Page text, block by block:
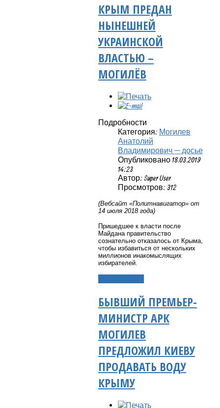
КРЫМ ПРЕДАН
НЫНЕШНЕЙ
УКРАИНСКОЙ
ВЛАСТЬЮ –
МОГИЛЁВ
Подробности
Категория: Могилев
Анатолий
Владимирович — досье
Опубликовано 18.03.2019
14:23
Автор: Super User
Просмотров: 312
(Вебсайт «Политнавигатор» от
14 июля 2018 года)
Пришедшее к власти после
Майдана правительство
сознательно отказалось от Крыма,
чтобы избавиться от нескольких
миллионов инакомыслящих
избирателей.
БЫВШИЙ ПРЕМЬЕР-
МИНИСТР АРК
МОГИЛЕВ
ПРЕДЛОЖИЛ КИЕВУ
ПРОДАВАТЬ ВОДУ
КРЫМУ